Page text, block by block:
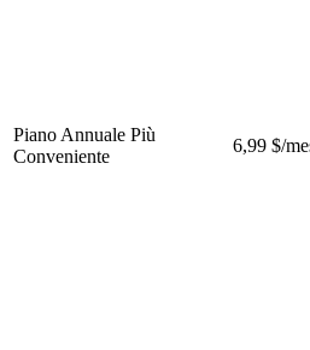
Piano Annuale Più
Conveniente
6,99 $/